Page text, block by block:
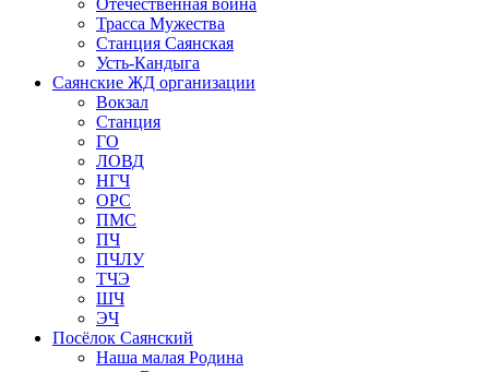
Отечественная война
Трасса Мужества
Станция Саянская
Усть-Кандыга
Саянские ЖД организации
Вокзал
Станция
ГО
ЛОВД
НГЧ
ОРС
ПМС
ПЧ
ПЧЛУ
ТЧЭ
ШЧ
ЭЧ
Посёлок Саянский
Наша малая Родина